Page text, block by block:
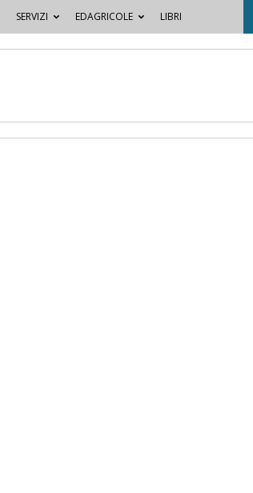
SERVIZI EDAGRICOLE LIBRI